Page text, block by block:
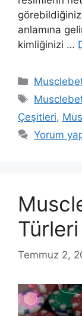
anlamına
kimliğinizi …
Etiketler
Çeşitleri,
Yorum
Türleri
Temmuz 2,